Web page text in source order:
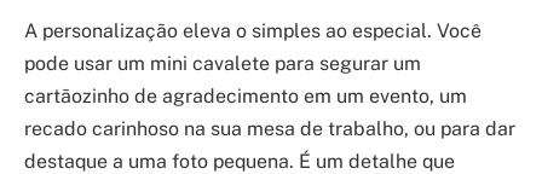
A personalização eleva o simples ao especial. Você
pode usar um mini cavalete para segurar um
cartãozinho de agradecimento em um evento, um
recado carinhoso na sua mesa de trabalho, ou para dar
destaque a uma foto pequena. É um detalhe que